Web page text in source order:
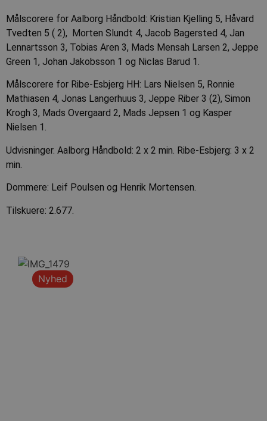
Målscorere for Aalborg Håndbold: Kristian Kjelling 5, Håvard
Tvedten 5 ( 2), Morten Slundt 4, Jacob Bagersted 4, Jan
Lennartsson 3, Tobias Aren 3, Mads Mensah Larsen 2, Jeppe
Green 1, Johan Jakobsson 1 og Niclas Barud 1.
Målscorere for Ribe-Esbjerg HH: Lars Nielsen 5, Ronnie
Mathiasen 4, Jonas Langerhuus 3, Jeppe Riber 3 (2), Simon
Krogh 3, Mads Overgaard 2, Mads Jepsen 1 og Kasper
Nielsen 1.
Udvisninger. Aalborg Håndbold: 2 x 2 min. Ribe-Esbjerg: 3 x 2
min.
Dommere: Leif Poulsen og Henrik Mortensen.
Tilskuere: 2.677.
Nyhed